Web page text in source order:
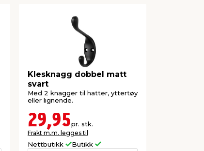
Klesknagg dobbel matt
svart
Med 2 knagger til hatter, yttertøy
eller lignende.
29,95pr. stk.
Frakt m.m. legges til
Nettbutikk Butikk